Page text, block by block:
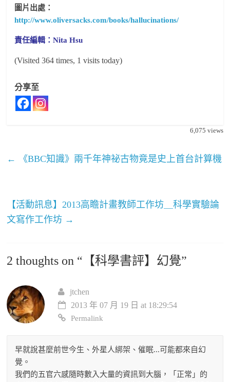
圖片出處：
http://www.oliversacks.com/books/hallucinations/
責任編輯：Nita Hsu
(Visited 364 times, 1 visits today)
分享至
6,075 views
← 《BBC知識》兩千年神祕古物竟是史上首台計算機
【活動訊息】2013高瞻計畫教師工作坊＿科學實驗論
文寫作工作坊 →
2 thoughts on “ 【科學書評】幻覺”
jtchen
2013 年 07 月 19 日 at 18:29:54
Permalink
早就說甚麼前世今生、外星人綁架、催眠...可能都來自幻
覺。
我們的五官六感隨時數入大量的資訊到大腦，「正常」的